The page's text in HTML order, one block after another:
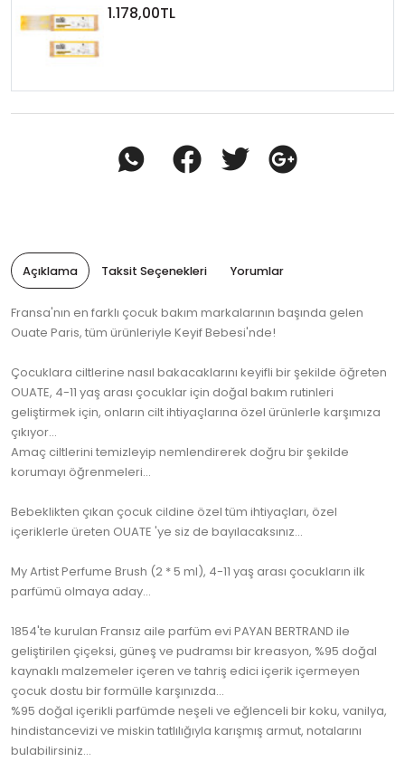
1.178,00TL
Açıklama Taksit Seçenekleri Yorumlar
Fransa'nın en farklı çocuk bakım markalarının başında gelen
Ouate Paris, tüm ürünleriyle Keyif Bebesi'nde!
Çocuklara ciltlerine nasıl bakacaklarını keyifli bir şekilde öğreten
OUATE, 4-11 yaş arası çocuklar için doğal bakım rutinleri
geliştirmek için, onların cilt ihtiyaçlarına özel ürünlerle karşımıza
çıkıyor...
Amaç ciltlerini temizleyip nemlendirerek doğru bir şekilde
korumayı öğrenmeleri...
Bebeklikten çıkan çocuk cildine özel tüm ihtiyaçları, özel
içeriklerle üreten OUATE 'ye siz de bayılacaksınız...
My Artist Perfume Brush (2 * 5 ml), 4-11 yaş arası çocukların ilk
parfümü olmaya aday...
1854'te kurulan Fransız aile parfüm evi PAYAN BERTRAND ile
geliştirilen çiçeksi, güneş ve pudramsı bir kreasyon, %95 doğal
kaynaklı malzemeler içeren ve tahriş edici içerik içermeyen
çocuk dostu bir formülle karşınızda...
%95 doğal içerikli parfümde neşeli ve eğlenceli bir koku, vanilya,
hindistancevizi ve miskin tatlılığıyla karışmış armut, notalarını
bulabilirsiniz...